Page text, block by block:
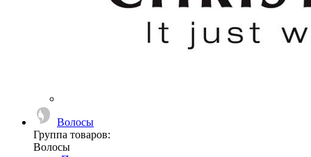
Волосы
Группа товаров:
Волосы